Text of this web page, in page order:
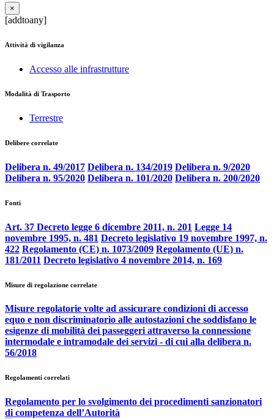
×
[addtoany]
Attività di vigilanza
Accesso alle infrastrutture
Modalità di Trasporto
Terrestre
Delibere correlate
Delibera n. 49/2017 Delibera n. 134/2019 Delibera n. 9/2020
Delibera n. 95/2020 Delibera n. 101/2020 Delibera n. 200/2020
Fonti
Art. 37 Decreto legge 6 dicembre 2011, n. 201 Legge 14
novembre 1995, n. 481 Decreto legislativo 19 novembre 1997, n.
422 Regolamento (CE) n. 1073/2009 Regolamento (UE) n.
181/2011 Decreto legislativo 4 novembre 2014, n. 169
Misure di regolazione correlate
Misure regolatorie volte ad assicurare condizioni di accesso
equo e non discriminatorio alle autostazioni che soddisfano le
esigenze di mobilità dei passeggeri attraverso la connessione
intermodale e intramodale dei servizi - di cui alla delibera n.
56/2018
Regolamenti correlati
Regolamento per lo svolgimento dei procedimenti sanzionatori
di competenza dell’Autorità